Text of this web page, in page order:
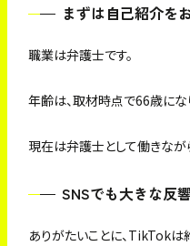
まずは自己紹介を
職業は弁護士です。
年齢は、取材時点で66歳にな
現在は弁護士として働きなが
SNSでも大きな反
ありがたいことに、TikTok